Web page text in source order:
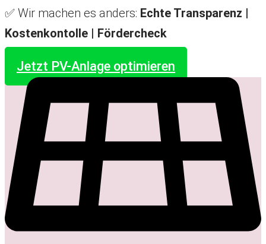
✅ Wir machen es anders: Echte Transparenz |
Kostenkontolle | Fördercheck
Jetzt PV-Anlage optimieren